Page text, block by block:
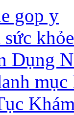
gop y
sức
Dụng